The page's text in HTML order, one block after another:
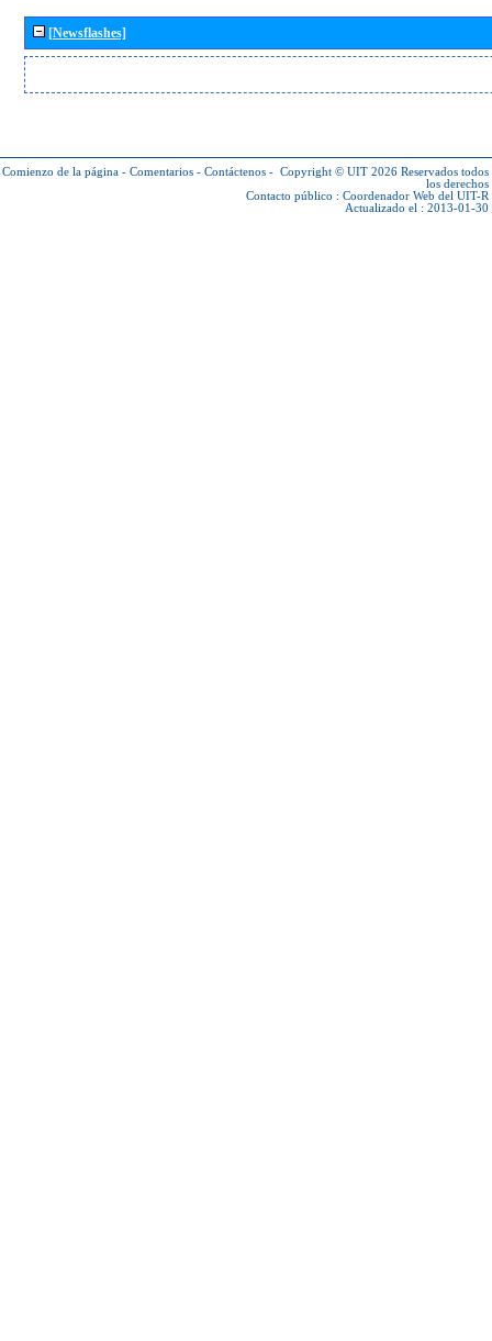
[Newsflashes]
Comienzo de la página - Comentarios - Contáctenos - Copyright © UIT 2026 Reservados todos
los derechos
Contacto público : Coordenador Web del UIT-R
Actualizado el : 2013-01-30